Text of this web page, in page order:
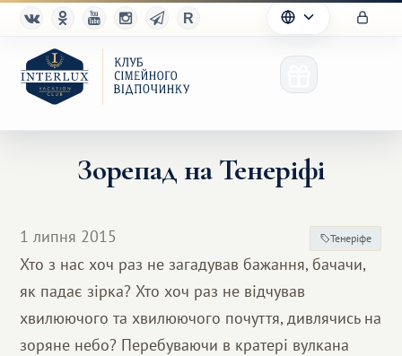
Переваги
Партнерам
Благотворительность
Зорепад на Тенеріфі
1 липня 2015 Тенеріфе
Хто з нас хоч раз не загадував бажання, бачачи,
як падає зірка? Хто хоч раз не відчував
хвилюючого та хвилюючого почуття, дивлячись на
зоряне небо? Перебуваючи в кратері вулкана